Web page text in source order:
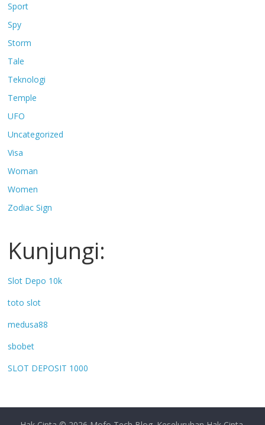
Sport
Spy
Storm
Tale
Teknologi
Temple
UFO
Uncategorized
Visa
Woman
Women
Zodiac Sign
Kunjungi:
Slot Depo 10k
toto slot
medusa88
sbobet
SLOT DEPOSIT 1000